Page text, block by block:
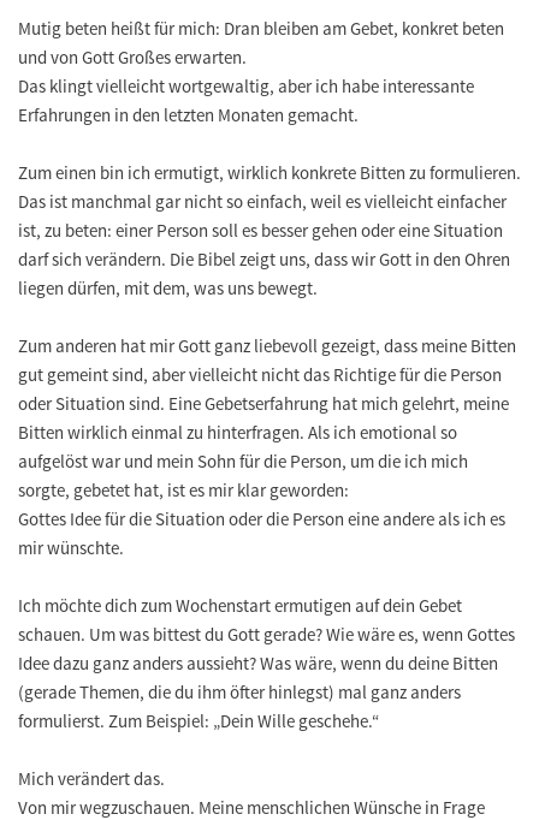
Mutig beten heißt für mich: Dran bleiben am Gebet, konkret beten
und von Gott Großes erwarten.
Das klingt vielleicht wortgewaltig, aber ich habe interessante
Erfahrungen in den letzten Monaten gemacht.
Zum einen bin ich ermutigt, wirklich konkrete Bitten zu formulieren.
Das ist manchmal gar nicht so einfach, weil es vielleicht einfacher
ist, zu beten: einer Person soll es besser gehen oder eine Situation
darf sich verändern. Die Bibel zeigt uns, dass wir Gott in den Ohren
liegen dürfen, mit dem, was uns bewegt.
Zum anderen hat mir Gott ganz liebevoll gezeigt, dass meine Bitten
gut gemeint sind, aber vielleicht nicht das Richtige für die Person
oder Situation sind. Eine Gebetserfahrung hat mich gelehrt, meine
Bitten wirklich einmal zu hinterfragen. Als ich emotional so
aufgelöst war und mein Sohn für die Person, um die ich mich
sorgte, gebetet hat, ist es mir klar geworden:
Gottes Idee für die Situation oder die Person eine andere als ich es
mir wünschte.
Ich möchte dich zum Wochenstart ermutigen auf dein Gebet
schauen. Um was bittest du Gott gerade? Wie wäre es, wenn Gottes
Idee dazu ganz anders aussieht? Was wäre, wenn du deine Bitten
(gerade Themen, die du ihm öfter hinlegst) mal ganz anders
formulierst. Zum Beispiel: „Dein Wille geschehe.“
Mich verändert das.
Von mir wegzuschauen. Meine menschlichen Wünsche in Frage